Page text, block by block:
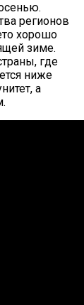
регионов
хорошо
зиме.
где
ниже
а